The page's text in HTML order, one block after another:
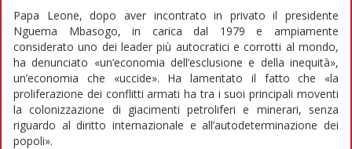
Papa Leone, dopo aver incontrato in privato il presidente
Nguema Mbasogo, in carica dal 1979 e ampiamente
considerato uno dei leader più autocratici e corrotti al mondo,
ha denunciato «un’economia dell’esclusione e della inequità»,
un’economia che «uccide». Ha lamentato il fatto che «la
proliferazione dei conflitti armati ha tra i suoi principali moventi
la colonizzazione di giacimenti petroliferi e minerari, senza
riguardo al diritto internazionale e all’autodeterminazione dei
popoli».